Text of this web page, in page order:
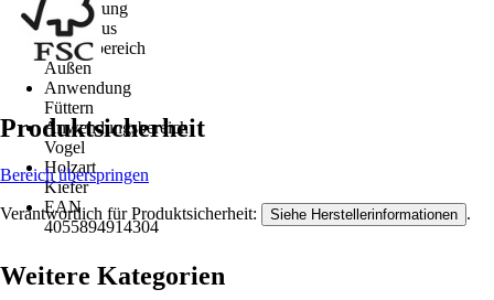
Ausführung
Futterhaus
Einsatzbereich
Außen
Anwendung
Füttern
Anwendungsbereich
Vogel
Holzart
Kiefer
EAN
4055894914304
Produktsicherheit
Bereich überspringen
Verantwortlich für Produktsicherheit: Siehe Herstellerinformationen .
Weitere Kategorien